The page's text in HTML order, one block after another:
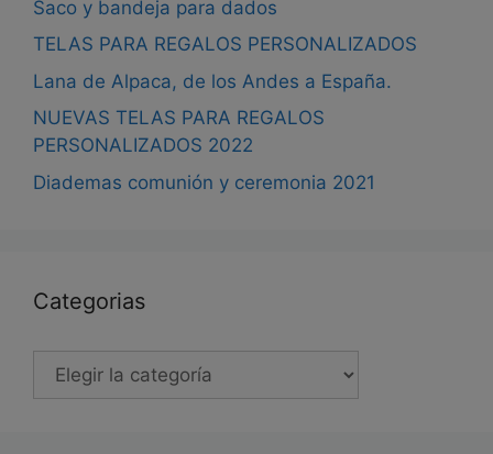
Saco y bandeja para dados
TELAS PARA REGALOS PERSONALIZADOS
Lana de Alpaca, de los Andes a España.
NUEVAS TELAS PARA REGALOS
PERSONALIZADOS 2022
Diademas comunión y ceremonia 2021
Categorias
Categorias